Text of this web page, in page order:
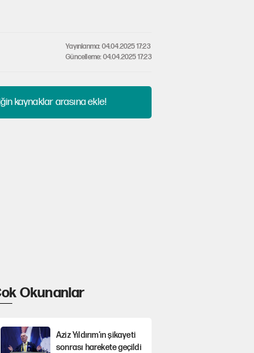
Yayınlanma: 04.04.2025 17:23
Güncelleme: 04.04.2025 17:23
kaynaklar arasına ekle!
Okunanlar
Aziz Yıldırım’ın şikayeti
sonrası harekete geçildi